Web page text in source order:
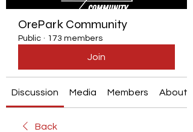
OrePark Community
Public · 173 members
Join
Discussion Media Members About
Back